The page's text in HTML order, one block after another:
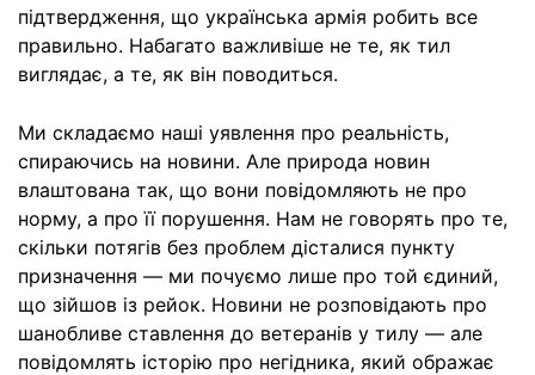
підтвердження, що українська армія робить все
правильно. Набагато важливіше не те, як тил
виглядає, а те, як він поводиться.
Ми складаємо наші уявлення про реальність,
спираючись на новини. Але природа новин
влаштована так, що вони повідомляють не про
норму, а про її порушення. Нам не говорять про те,
скільки потягів без проблем дісталися пункту
призначення — ми почуємо лише про той єдиний,
що зійшов із рейок. Новини не розповідають про
шанобливе ставлення до ветеранів у тилу — але
повідомлять історію про негідника, який ображає